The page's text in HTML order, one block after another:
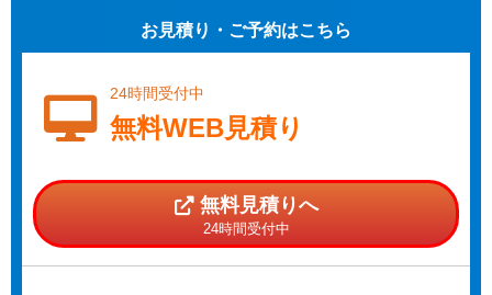
お見積り・ご予約はこちら
24時間受付中
無料WEB見積り
無料見積りへ
24時間受付中